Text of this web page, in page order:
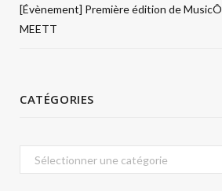
[Évènement] Première édition de
MEETT
CATÉGORIES
Catégories